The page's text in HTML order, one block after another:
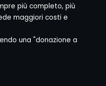
più completo, più
maggiori costi e
una "donazione a